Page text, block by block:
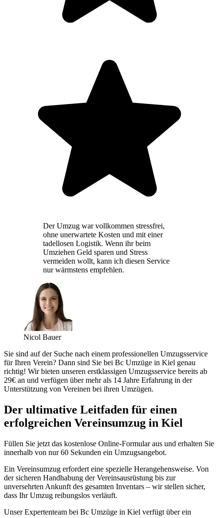
Der Umzug war vollkommen stressfrei,
ohne unerwartete Kosten und mit einer
tadellosen Logistik. Wenn ihr beim
Umziehen Geld sparen und Stress
vermeiden wollt, kann ich diesen Service
nur wärmstens empfehlen.
Nicol Bauer
Sie sind auf der Suche nach einem professionellen Umzugsservice
für Ihren Verein? Dann sind Sie bei Bc Umzüge in Kiel genau
richtig! Wir bieten unseren erstklassigen Umzugsservice bereits ab
29€ an und verfügen über mehr als 14 Jahre Erfahrung in der
Unterstützung von Vereinen bei ihren Umzügen.
Der ultimative Leitfaden für einen
erfolgreichen Vereinsumzug in Kiel
Füllen Sie jetzt das kostenlose Online-Formular aus und erhalten Sie
innerhalb von nur 60 Sekunden ein Umzugsangebot.
Ein Vereinsumzug erfordert eine spezielle Herangehensweise. Von
der sicheren Handhabung der Vereinsausrüstung bis zur
unversehrten Ankunft des gesamten Inventars – wir stellen sicher,
dass Ihr Umzug reibungslos verläuft.
Unser Expertenteam bei Bc Umzüge in Kiel verfügt über ein